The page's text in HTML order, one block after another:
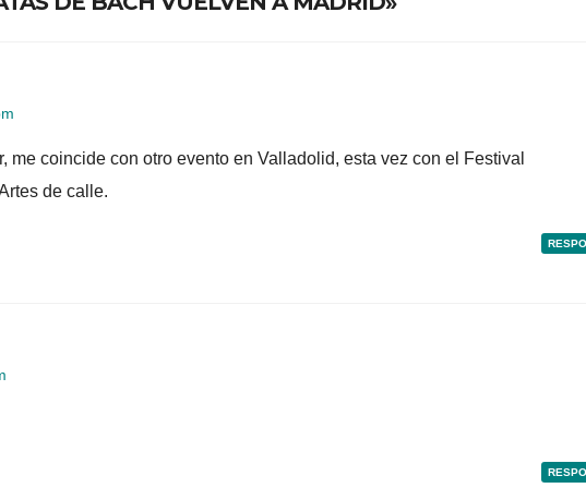
me coincide con otro evento en Valladolid, esta vez con el Festival
de calle.